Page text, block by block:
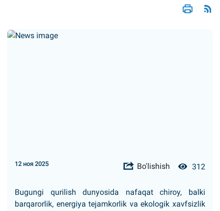
12 ноя 2025 Bo'lishish 312
Bugungi qurilish dunyosida nafaqat chiroy, balki
barqarorlik, energiya tejamkorlik va ekologik xavfsizlik